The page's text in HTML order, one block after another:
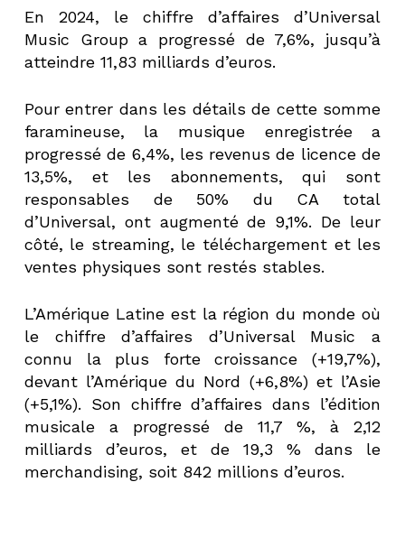
En 2024, le chiffre d’affaires d’Universal
Music Group a progressé de 7,6%, jusqu’à
atteindre 11,83 milliards d’euros.
Pour entrer dans les détails de cette somme
faramineuse, la musique enregistrée a
progressé de 6,4%, les revenus de licence de
13,5%, et les abonnements, qui sont
responsables de 50% du CA total
d’Universal, ont augmenté de 9,1%. De leur
côté, le streaming, le téléchargement et les
ventes physiques sont restés stables.
L’Amérique Latine est la région du monde où
le chiffre d’affaires d’Universal Music a
connu la plus forte croissance (+19,7%),
devant l’Amérique du Nord (+6,8%) et l’Asie
(+5,1%). Son chiffre d’affaires dans l’édition
musicale a progressé de 11,7 %, à 2,12
milliards d’euros, et de 19,3 % dans le
merchandising, soit 842 millions d’euros.